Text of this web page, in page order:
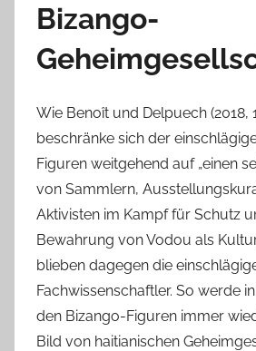
Bizango-
Wie Benoȋt und Delpuech (2018,
beschränke sich der
Figuren weitgehend auf „einen
von Sammlern,
Aktivisten im Kampf für Schutz
Bewahrung von Vodou als
blieben dagegen die
Fachwissenschaftler. So werde
den Bizango-Figuren immer
Bild von haitianischen